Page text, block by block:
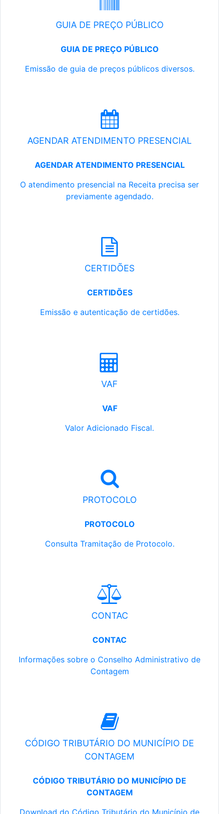
GUIA DE PREÇO PÚBLICO
GUIA DE PREÇO PÚBLICO
Emissão de guia de preços públicos diversos.
AGENDAR ATENDIMENTO PRESENCIAL
AGENDAR ATENDIMENTO PRESENCIAL
O atendimento presencial na Receita precisa ser
previamente agendado.
CERTIDÕES
CERTIDÕES
Emissão e autenticação de certidões.
VAF
VAF
Valor Adicionado Fiscal.
PROTOCOLO
PROTOCOLO
Consulta Tramitação de Protocolo.
CONTAC
CONTAC
Informações sobre o Conselho Administrativo de
Contagem
CÓDIGO TRIBUTÁRIO DO MUNICÍPIO DE
CONTAGEM
CÓDIGO TRIBUTÁRIO DO MUNICÍPIO DE
CONTAGEM